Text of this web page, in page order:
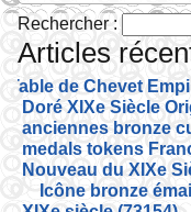
Rechercher :
Articles
Table de Chevet
Doré XIXe Siècle
anciennes bronze
medals tokens
Nouveau du XIXe
Icône bronze